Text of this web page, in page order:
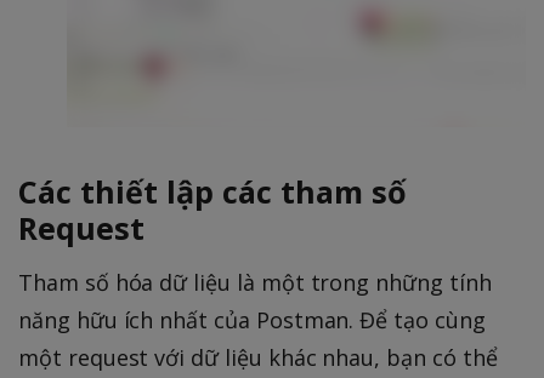
Các thiết lập các tham số
Request
Tham số hóa dữ liệu là một trong những tính
năng hữu ích nhất của Postman. Để tạo cùng
một request với dữ liệu khác nhau, bạn có thể